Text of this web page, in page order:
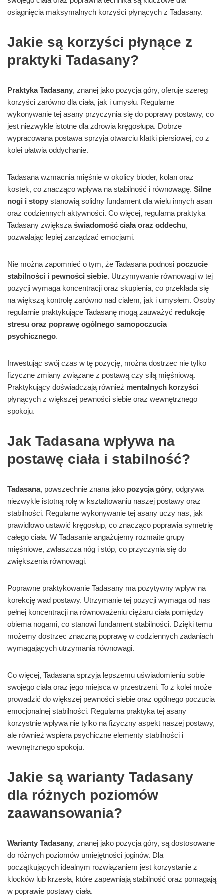
osiągnięcia maksymalnych korzyści płynących z Tadasany.
Jakie są korzyści płynące z
praktyki Tadasany?
Praktyka Tadasany, znanej jako pozycja góry, oferuje szereg
korzyści zarówno dla ciała, jak i umysłu. Regularne
wykonywanie tej asany przyczynia się do poprawy postawy, co
jest niezwykle istotne dla zdrowia kręgosłupa. Dobrze
wypracowana postawa sprzyja otwarciu klatki piersiowej, co z
kolei ułatwia oddychanie.
Tadasana wzmacnia mięśnie w okolicy bioder, kolan oraz
kostek, co znacząco wpływa na stabilność i równowagę. Silne
nogi i stopy stanowią solidny fundament dla wielu innych asan
oraz codziennych aktywności. Co więcej, regularna praktyka
Tadasany zwiększa świadomość ciała oraz oddechu,
pozwalając lepiej zarządzać emocjami.
Nie można zapomnieć o tym, że Tadasana podnosi poczucie
stabilności i pewności siebie. Utrzymywanie równowagi w tej
pozycji wymaga koncentracji oraz skupienia, co przekłada się
na większą kontrolę zarówno nad ciałem, jak i umysłem. Osoby
regularnie praktykujące Tadasanę mogą zauważyć redukcję
stresu oraz poprawę ogólnego samopoczucia
psychicznego.
Inwestując swój czas w tę pozycję, można dostrzec nie tylko
fizyczne zmiany związane z postawą czy siłą mięśniową.
Praktykujący doświadczają również mentalnych korzyści
płynących z większej pewności siebie oraz wewnętrznego
spokoju.
Jak Tadasana wpływa na
postawę ciała i stabilność?
Tadasana, powszechnie znana jako pozycja góry, odgrywa
niezwykle istotną rolę w kształtowaniu naszej postawy oraz
stabilności. Regularne wykonywanie tej asany uczy nas, jak
prawidłowo ustawić kręgosłup, co znacząco poprawia symetrię
całego ciała. W Tadasanie angażujemy rozmaite grupy
mięśniowe, zwłaszcza nóg i stóp, co przyczynia się do
zwiększenia równowagi.
Poprawne praktykowanie Tadasany ma pozytywny wpływ na
korekcję wad postawy. Utrzymanie tej pozycji wymaga od nas
pełnej koncentracji na równoważeniu ciężaru ciała pomiędzy
obiema nogami, co stanowi fundament stabilności. Dzięki temu
możemy dostrzec znaczną poprawę w codziennych zadaniach
wymagających utrzymania równowagi.
Co więcej, Tadasana sprzyja lepszemu uświadomieniu sobie
swojego ciała oraz jego miejsca w przestrzeni. To z kolei może
prowadzić do większej pewności siebie oraz ogólnego poczucia
emocjonalnej stabilności. Regularna praktyka tej asany
korzystnie wpływa nie tylko na fizyczny aspekt naszej postawy,
ale również wspiera psychiczne elementy stabilności i
wewnętrznego spokoju.
Jakie są warianty Tadasany
dla różnych poziomów
zaawansowania?
Warianty Tadasany, znanej jako pozycja góry, są dostosowane
do różnych poziomów umiejętności joginów. Dla
początkujących idealnym rozwiązaniem jest korzystanie z
klocków lub krzesła, które zapewniają stabilność oraz pomagają
w poprawie postawy ciała.